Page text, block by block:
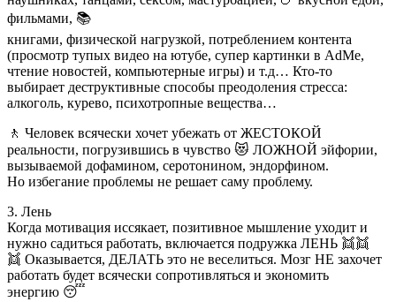
фильмами, 📚
книгами, физической нагрузкой, потреблением контента
(просмотр тупых видео на ютубе, супер картинки в AdMe,
чтение новостей, компьютерные игры) и т.д… Кто-то
выбирает деструктивные способы преодоления стресса:
алкоголь, курево, психотропные вещества…
🚶 Человек всячески хочет убежать от ЖЕСТОКОЙ
реальности, погрузившись в чувство 😻 ЛОЖНОЙ эйфории,
вызываемой дофамином, серотонином, эндорфином.
Но избегание проблемы не решает саму проблему.
3. Лень
Когда мотивация иссякает, позитивное мышление уходит и
нужно садиться работать, включается подружка ЛЕНЬ 👯👯
👯 Оказывается, ДЕЛАТЬ это не веселиться. Мозг НЕ захочет
работать будет всячески сопротивляться и экономить
энергию 😴